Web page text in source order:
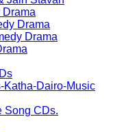
Drama
Drama
Katha-Dairo-Music
Song CDs.